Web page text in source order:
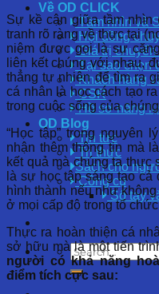
Về OD CLICK
Tầm nhìn và
Hội đồng
Giá trị chuyển
Tại sao chọn
Khách hàng
CSR
Hồ sơ năng
OD Blog
Tin tức
Tri thức
Sách cho
Công cụ
Sổ tay
Sự kề cận giữa tầm nhìn
tranh rõ ràng về thực tại
niệm được gọi là sự
liên kết chúng với nhau,
thẳng tự nhiên để tìm ra
cá nhân là học cách tạo
trong cuộc sống của
“Học tập” trong nguyên
nhận thêm thông tin mà
kết quả mà chúng ta
là sự học tập sáng tạo
hình thành nếu như
ở mọi cấp độ trong tổ
Thực ra hoàn thiện cá
sở hữu mà là một tiến
người có khả năng
điểm tích cực sau: